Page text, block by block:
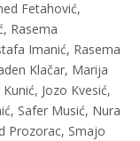
Fetahović,
Rasema
Imanić, Rasema
Klačar, Marija
Jozo Kvesić,
Safer Musić, Nura
Prozorac, Smajo